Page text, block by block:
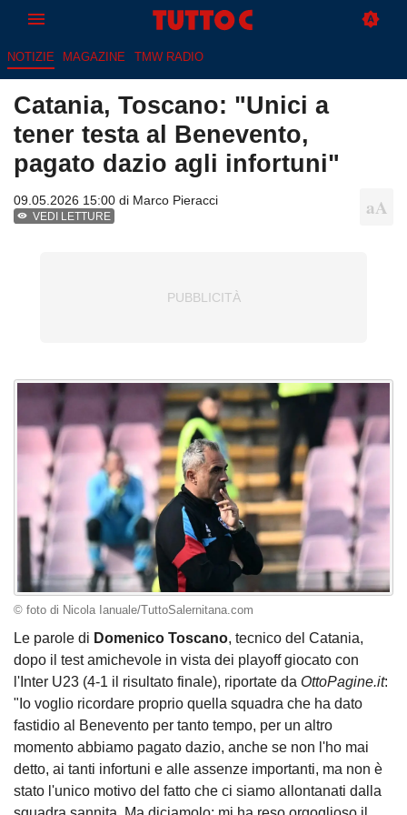
NOTIZIE MAGAZINE TMW RADIO
Catania, Toscano: "Unici a
tener testa al Benevento,
pagato dazio agli infortuni"
09.05.2026 15:00 di Marco Pieracci
VEDI LETTURE
© foto di Nicola Ianuale/TuttoSalernitana.com
Le parole di Domenico Toscano, tecnico del Catania,
dopo il test amichevole in vista dei playoff giocato con
l'Inter U23 (4-1 il risultato finale), riportate da OttoPagine.it:
"Io voglio ricordare proprio quella squadra che ha dato
fastidio al Benevento per tanto tempo, per un altro
momento abbiamo pagato dazio, anche se non l'ho mai
detto, ai tanti infortuni e alle assenze importanti, ma non è
stato l'unico motivo del fatto che ci siamo allontanati dalla